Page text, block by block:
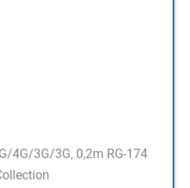
4G/3G/3G, 0,2m RG-174